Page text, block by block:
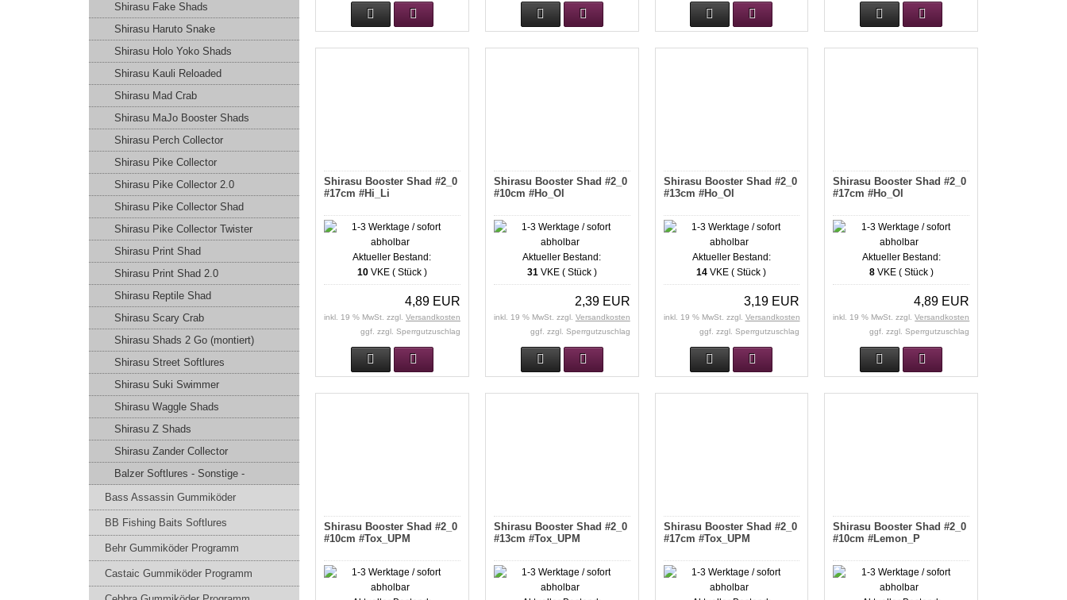
Shirasu Booster Shad #2_0
#17cm #Hi_Li
Aktueller Bestand:
10VKE ( Stück )
4,89 EUR
inkl. 19 % MwSt. zzgl. Versandkosten
ggf. zzgl. Sperrgutzuschlag
Shirasu Booster Shad #2_0
#10cm #Ho_Ol
Aktueller Bestand:
31VKE ( Stück )
2,39 EUR
inkl. 19 % MwSt. zzgl. Versandkosten
ggf. zzgl. Sperrgutzuschlag
Shirasu Booster Shad #2_0
#13cm #Ho_Ol
Aktueller Bestand:
14 VKE ( Stück )
3,19 EUR
inkl. 19 % MwSt. zzgl. Versandkosten
ggf. zzgl. Sperrgutzuschlag
Shirasu Booster Shad #2_0
#17cm #Ho_Ol
Aktueller Bestand:
8VKE ( Stück )
4,89 EUR
inkl. 19 % MwSt. zzgl.Versandkosten
ggf. zzgl. Sperrgutzuschlag
Shirasu Booster Shad #2_0
#10cm #Tox_UPM
Shirasu Booster Shad #2_0
#13cm #Tox_UPM
Shirasu Booster Shad #2_0
#17cm #Tox_UPM
Shirasu Booster Shad #2_0
#10cm #Lemon_P
Shirasu Fake Shads
Shirasu Haruto Snake
Shirasu Holo Yoko Shads
Shirasu Kauli Reloaded
Shirasu Mad Crab
Shirasu MaJo Booster Shads
Shirasu Perch Collector
Shirasu Pike Collector
Shirasu Pike Collector 2.0
Shirasu Pike Collector Shad
Shirasu Pike Collector Twister
Shirasu Print Shad
Shirasu Print Shad 2.0
Shirasu Reptile Shad
Shirasu Scary Crab
Shirasu Shads 2 Go (montiert)
Shirasu Street Softlures
Shirasu Suki Swimmer
Shirasu Waggle Shads
Shirasu Z Shads
Shirasu Zander Collector
Balzer Softlures - Sonstige -
Bass Assassin Gummiköder
BB Fishing Baits Softlures
Behr Gummiköder Programm
Castaic Gummiköder Programm